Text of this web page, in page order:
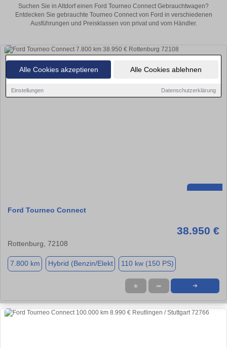
Alle Cookies akzeptieren Alle Cookies ablehnen
Einstellungen Datenschutzerklärung
Suchen Sie in Altdorf einen Ford Tourneo Connect Gebrauchtwagen?
Entdecken Sie gebrauchte Tourneo Connect von Ford in verschiedenen
Ausführungen und Preisklassen von privat und vom Händler.
Ford Tourneo Connect
38.950 €
Rottenburg, 72108
7.800 km Hybrid (Benzin/Elekt 110 kw (150 PS)
★ ➦ ➜